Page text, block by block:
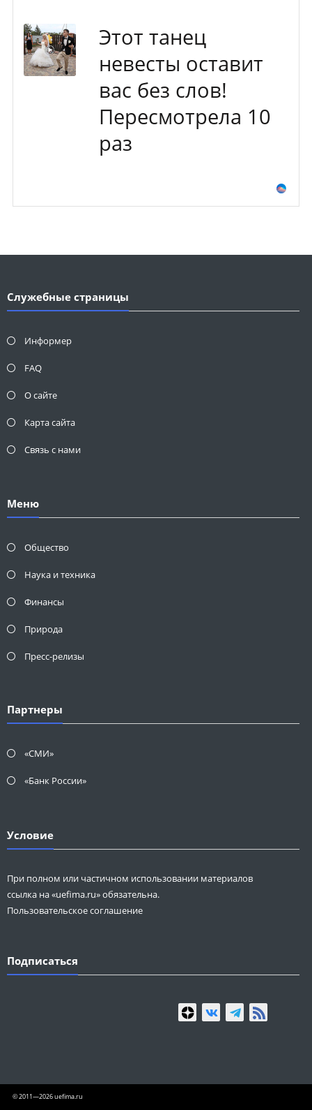
Этот танец
невесты оставит
вас без слов!
Пересмотрела 10
раз
Служебные страницы
Информер
FAQ
О сайте
Карта сайта
Связь с нами
Меню
Общество
Наука и техника
Финансы
Природа
Пресс-релизы
Партнеры
«СМИ»
«Банк России»
Условие
При полном или частичном использовании материалов
ссылка на «uefima.ru» обязательна.
Пользовательское соглашение
Подписаться
© 2011—2026 uefima.ru